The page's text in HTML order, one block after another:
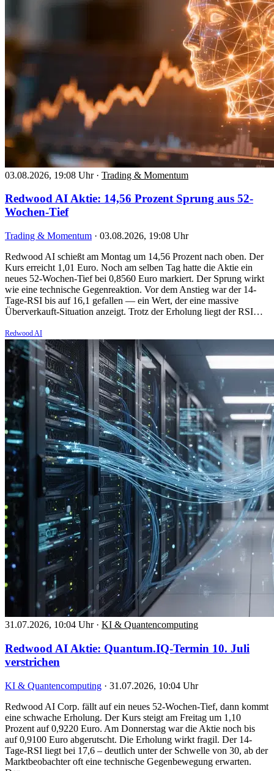
03.08.2026, 19:08 Uhr · Trading & Momentum
Redwood AI Aktie: 14,56 Prozent Sprung aus 52-
Wochen-Tief
Trading & Momentum · 03.08.2026, 19:08 Uhr
Redwood AI schießt am Montag um 14,56 Prozent nach oben. Der
Kurs erreicht 1,01 Euro. Noch am selben Tag hatte die Aktie ein
neues 52-Wochen-Tief bei 0,8560 Euro markiert. Der Sprung wirkt
wie eine technische Gegenreaktion. Vor dem Anstieg war der 14-
Tage-RSI bis auf 16,1 gefallen — ein Wert, der eine massive
Überverkauft-Situation anzeigt. Trotz der Erholung liegt der RSI…
Redwood AI
31.07.2026, 10:04 Uhr · KI & Quantencomputing
Redwood AI Aktie: Quantum.IQ-Termin 10. Juli
verstrichen
KI & Quantencomputing · 31.07.2026, 10:04 Uhr
Redwood AI Corp. fällt auf ein neues 52-Wochen-Tief, dann kommt
eine schwache Erholung. Der Kurs steigt am Freitag um 1,10
Prozent auf 0,9220 Euro. Am Donnerstag war die Aktie noch bis
auf 0,9100 Euro abgerutscht. Die Erholung wirkt fragil. Der 14-
Tage-RSI liegt bei 17,6 – deutlich unter der Schwelle von 30, ab der
Marktbeobachter oft eine technische Gegenbewegung erwarten.